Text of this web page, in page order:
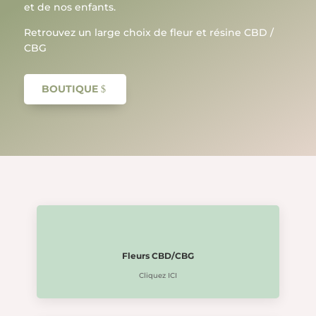
et de nos enfants.
Retrouvez un large choix de fleur et résine CBD /
CBG
BOUTIQUE
Fleurs CBD/CBG
Cliquez ICI